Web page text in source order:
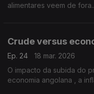
alimentares veem de
Crude versus
Ep. 24
18 mar. 2026
O impacto da subida do
economia angolana , a